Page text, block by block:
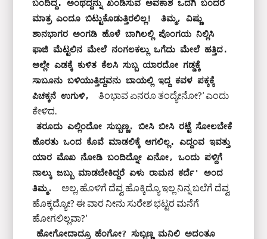
ಬಂದಿದ್ದ. ಅಂಥದ್ದನ್ನು ಖಂಡಿಸುವ ಅವಕಾಶ ಒದಗಿ ಬಂದರೆ
ಮಾತ್ರ ಎಂದೂ ಬಿಟ್ಟುಕೊಡುತ್ತಿರಲಿಲ್ಲ!  ತಿಮ್ಮ, ವಿಷ್ಣು
ಶಾನಭಾಗರ ಅಂಗಡಿ ಹೊಳೆ ಬಾಗಿಲಲ್ಲಿ ಪೊಂಗಯ ನಿಲ್ಲಿಸಿ
ಫಾಜಿ ಮೆಟ್ಟಲಿನ ಮೇಲೆ ನಂಗಲಕಲ್ಲು ಒಗೆದು ಮೇಲೆ ಹತ್ತಿದ.
ಅಲ್ಲೇ ಎಡಕ್ಕೆ ಕುಳಿತ ಕೆಲಸಿ ಸುಬ್ಬ ಯಾರದೋ ಗಡ್ಡಕ್ಕೆ
ಸಾಬೂನು ಬಳಿಯುತ್ತಿದ್ದವನು ಬಾಯಲ್ಲಿ ಇದ್ದ ಕವಳ ಪಕ್ಕಕ್ಕೆ
ಪಿಚಕ್ಕನೆ ಉಗುಳಿ,
ತಿಂಭಾವ ಏನರೂ ತಂದ್ಯೇನೋ?’ ಎಂದು
ಕೇಳಿದ.
ತರೂದು ಎಲ್ಲಿಂದೋ ಸುಬ್ಬಣ್ಣ. ಬೀಸಿ ಬೀಸಿ ರಟ್ಟೆ ಸೋಲಬೇಕೆ
ಹೊರತು ಒಂದ ಕೊವೆ ಮಾಡಲಿಕ್ಕೆ ಆಗಲಿಲ್ಲ. ಎದ್ದಂವ ಇವತ್ತು
ಯಾರ ಮೊಖ ನೋಡಿ ಬಂದಿದ್ನೋ ಏನೋ, ಒಂದು ಪಳ್ದಿಗೆ
ನಾಲ್ಕು ಜಬ್ಬು ಮಾಡಬೇಕಿದ್ದರೆ ಏಳು ರಾಮನ ಕರ್ದೆ' ಅಂದ
ತಿಮ್ಮ.
ಅಲ್ಲ, ಹೊಳಿಗೆ ದೆವ್ವ ಹೊಕ್ಕಿದ್ಯೊ ಇಲ್ಲ ನಿನ್ನ ಬಲೆಗೆ ದೆವ್ವ
ಹೊಕ್ಕದ್ಯೋ? ಈ ವಾರ ನೀನು ಸುರೇಶ ಭಟ್ಟರ ಮನೆಗೆ
ಹೋಗಲಿಲ್ಲವಾ?’
ಹೋಗೋದಾದ್ರೂ ಹೆಂಗೋ? ಸುಬ್ಬಣ್ಣ ಮನಿಲಿ ಅದಂತೂ